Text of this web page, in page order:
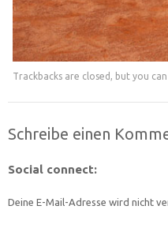
Trackbacks are closed, but you can
Schreibe einen
Social connect:
Deine E-Mail-Adresse wird nicht